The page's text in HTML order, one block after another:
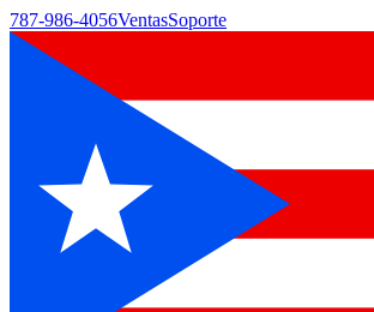
787-986-4056VentasSoporte